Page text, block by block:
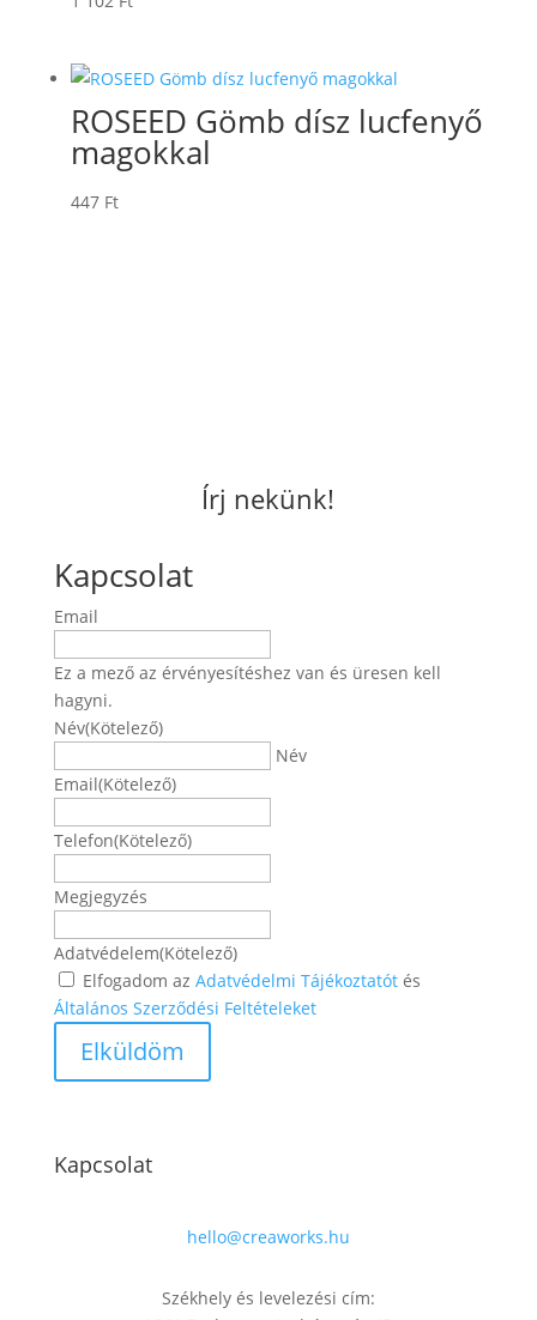
ROSEED Gömb dísz lucfenyő
magokkal
447 Ft
Írj nekünk!
Kapcsolat
Email
Ez a mező az érvényesítéshez van és üresen kell
hagyni.
Név(Kötelező)
Név
Email(Kötelező)
Telefon(Kötelező)
Megjegyzés
Adatvédelem(Kötelező)
Elfogadom az Adatvédelmi Tájékoztatótés
Általános Szerződési Feltételeket
Kapcsolat
hello@creaworks.hu
Székhely és levelezési cím: